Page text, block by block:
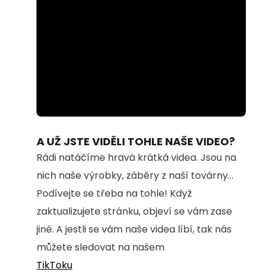
100.00%
A UŽ JSTE VIDĚLI TOHLE NAŠE VIDEO?
Rádi natáčíme hravá krátká videa. Jsou na
nich naše výrobky, záběry z naší továrny...
Podívejte se třeba na tohle! Když
zaktualizujete stránku, objeví se vám zase
jiné. A jestli se vám naše videa líbí, tak nás
můžete sledovat na našem
TikToku